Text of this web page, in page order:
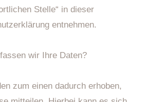
Stelle“ in dieser
entnehmen.
wir Ihre Daten?
zum einen dadurch erhoben,